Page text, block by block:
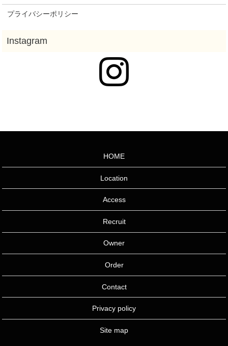
プライバシーポリシー
HOME
Location
Access
Recruit
Owner
Order
Contact
Privacy policy
Site map